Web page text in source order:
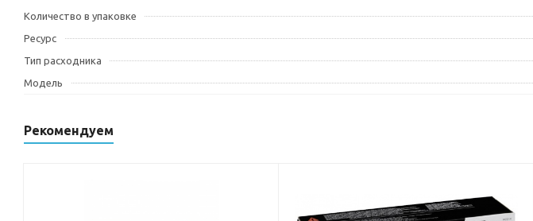
Количество в упаковке
Ресурс
Тип расходника
Модель
Рекомендуем